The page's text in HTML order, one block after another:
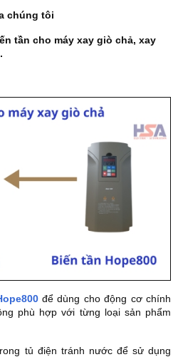
chúng tôi
tần cho máy xay giò chả, xay
để dùng cho động cơ chính
phù hợp với từng loại sản phẩm
tủ điện tránh nước để sử dụng